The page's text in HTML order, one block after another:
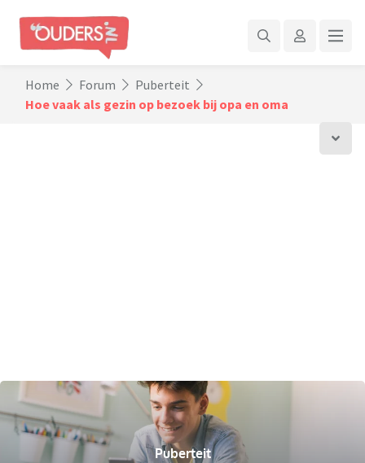
Home Forum
Puberteit
Hoe vaak als gezin op bezoek bij opa en oma
Puberteit